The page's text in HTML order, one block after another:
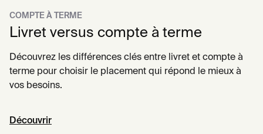
COMPTE À TERME
Livret versus compte à terme
Découvrez les différences clés entre livret et compte à
terme pour choisir le placement qui répond le mieux à
vos besoins.
Découvrir